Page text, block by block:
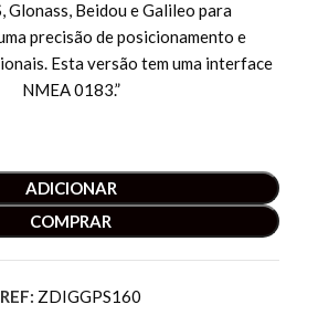
Glonass, Beidou e Galileo para
precisão de posicionamento e
Esta versão tem uma interface
NMEA 0183.”
ADICIONAR
COMPRAR
REF: ZDIGGPS160